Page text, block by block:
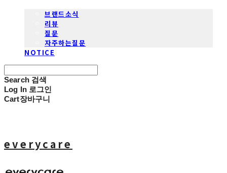
브랜드소식
리뷰
질문
자주하는질문
NOTICE
Search 검색
Log In 로그인
Cart장바구니
everycare